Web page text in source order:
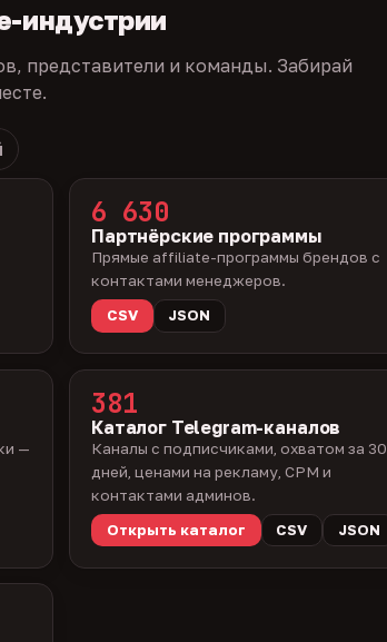
индустрии
представители и команды. Забирай
6 630
Партнёрские программы
Прямые affiliate-программы брендов с
контактами менеджеров.
CSV
JSON
—
381
Каталог Telegram-каналов
Каналы с подписчиками, охватом за 30
дней, ценами на рекламу, CPM и
контактами админов.
Открыть каталог
CSV JSON